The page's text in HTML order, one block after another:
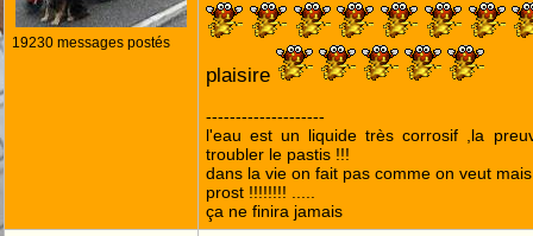
19230 messages postés
plaisire
--------------------
l'eau est un liquide très corrosif ,la
troubler le pastis !!!
dans la vie on fait pas comme on veut
prost !!!!!!!! .....
ça ne finira jamais